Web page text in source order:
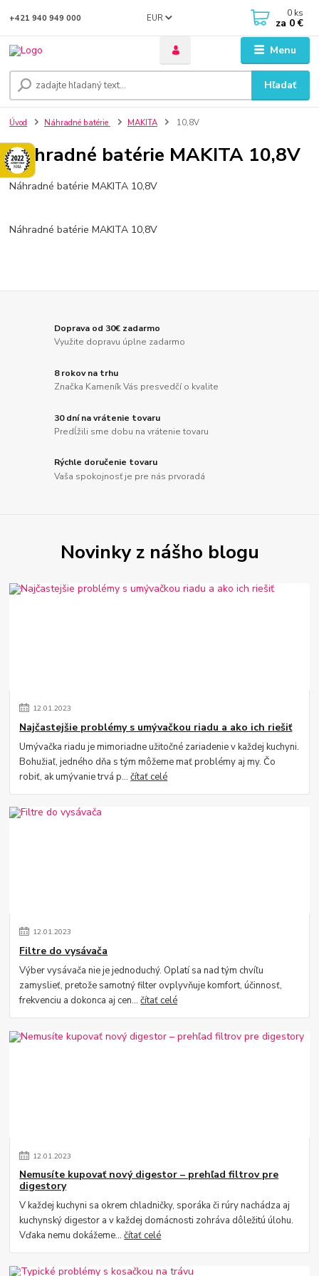
Menu
EUR
Hľadať
+421 940 949 000 0 ks
za 0 €
Úvod Náhradné batérie MAKITA 10,8V
Náhradné batérie MAKITA 10,8V
Náhradné batérie MAKITA 10,8V
Náhradné batérie MAKITA 10,8V
Doprava od 30€ zadarmo
Využite dopravu úplne zadarmo
8 rokov na trhu
Značka Kameník Vás presvedčí o kvalite
30 dní na vrátenie tovaru
Predĺžili sme dobu na vrátenie tovaru
Rýchle doručenie tovaru
Vaša spokojnosť je pre nás prvoradá
Novinky z nášho blogu
12.01.2023
Najčastejšie problémy s umývačkou riadu a ako ich riešiť
Umývačka riadu je mimoriadne užitočné zariadenie v každej kuchyni.
Bohužiaľ, jedného dňa s tým môžeme mať problémy aj my. Čo
robiť, ak umývanie trvá p...čítať celé
12.01.2023
Filtre do vysávača
Výber vysávača nie je jednoduchý. Oplatí sa nad tým chvíľu
zamyslieť, pretože samotný filter ovplyvňuje komfort, účinnosť,
frekvenciu a dokonca aj cen...čítať celé
12.01.2023
Nemusíte kupovať nový digestor – prehľad filtrov pre
digestory
V každej kuchyni sa okrem chladničky, sporáka či rúry nachádza aj
kuchynský digestor a v každej domácnosti zohráva dôležitú úlohu.
Vďaka nemu dokážeme...čítať celé